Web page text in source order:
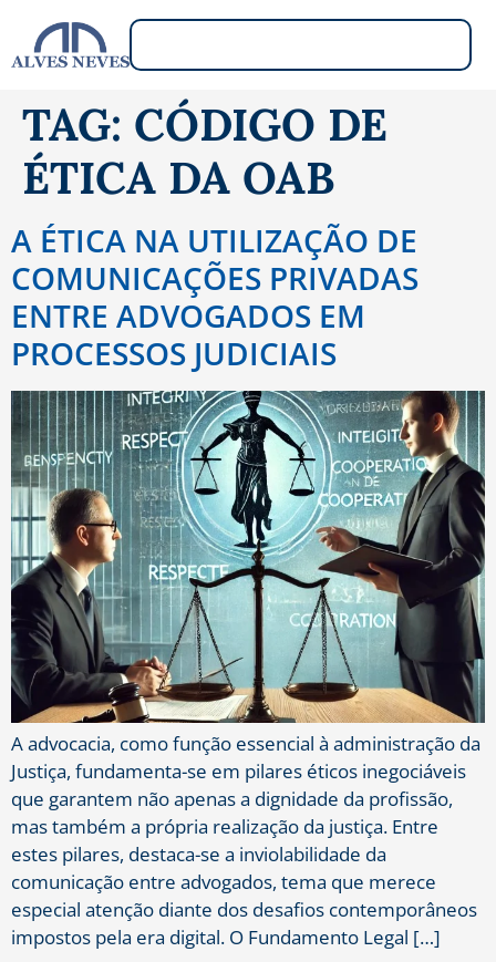
TAG: CÓDIGO DE
ÉTICA DA OAB
A ÉTICA NA UTILIZAÇÃO DE
COMUNICAÇÕES PRIVADAS
ENTRE ADVOGADOS EM
PROCESSOS JUDICIAIS
A advocacia, como função essencial à administração da
Justiça, fundamenta-se em pilares éticos inegociáveis
que garantem não apenas a dignidade da profissão,
mas também a própria realização da justiça. Entre
estes pilares, destaca-se a inviolabilidade da
comunicação entre advogados, tema que merece
especial atenção diante dos desafios contemporâneos
impostos pela era digital. O Fundamento Legal […]